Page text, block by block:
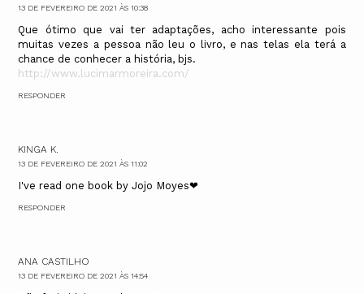
13 DE FEVEREIRO DE 2021 ÀS 10:38
Que ótimo que vai ter adaptações, acho interessante pois
muitas vezes a pessoa não leu o livro, e nas telas ela terá a
chance de conhecer a história, bjs.
http://www.lucimarmoreira.com/
RESPONDER
KINGA K.
13 DE FEVEREIRO DE 2021 ÀS 11:02
I've read one book by Jojo Moyes❤
RESPONDER
ANA CASTILHO
13 DE FEVEREIRO DE 2021 ÀS 14:54